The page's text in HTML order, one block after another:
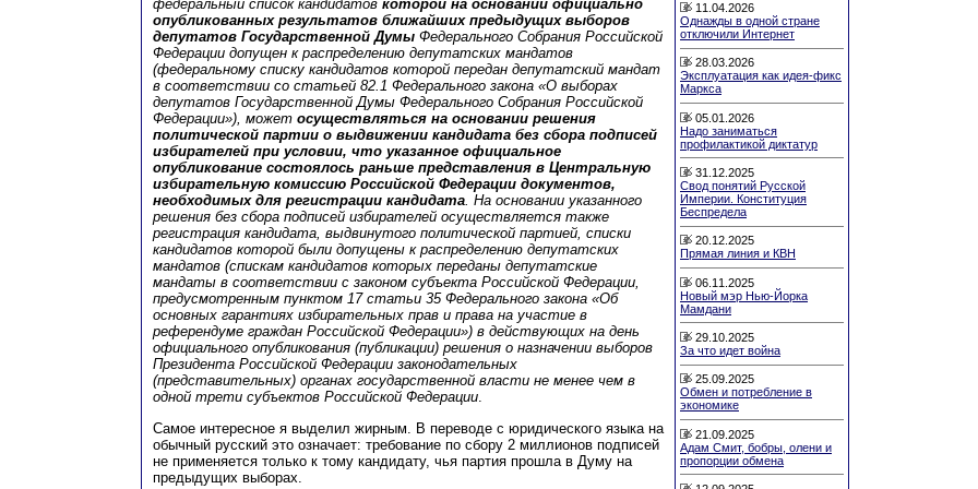
федеральный список кандидатов которой на основании официально
опубликованных результатов ближайших предыдущих выборов
депутатов Государственной Думы Федерального Собрания Российской
Федерации допущен к распределению депутатских мандатов
(федеральному списку кандидатов которой передан депутатский мандат
в соответствии со статьей 82.1 Федерального закона «О выборах
депутатов Государственной Думы Федерального Собрания Российской
Федерации»), может осуществляться на основании решения
политической партии о выдвижении кандидата без сбора подписей
избирателей при условии, что указанное официальное
опубликование состоялось раньше представления в Центральную
избирательную комиссию Российской Федерации документов,
необходимых для регистрации кандидата. На основании указанного
решения без сбора подписей избирателей осуществляется также
регистрация кандидата, выдвинутого политической партией, списки
кандидатов которой были допущены к распределению депутатских
мандатов (спискам кандидатов которых переданы депутатские
мандаты в соответствии с законом субъекта Российской Федерации,
предусмотренным пунктом 17 статьи 35 Федерального закона «Об
основных гарантиях избирательных прав и права на участие в
референдуме граждан Российской Федерации») в действующих на день
официального опубликования (публикации) решения о назначении выборов
Президента Российской Федерации законодательных
(представительных) органах государственной власти не менее чем в
одной трети субъектов Российской Федерации.
Самое интересное я выделил жирным. В переводе с юридического языка на
обычный русский это означает: требование по сбору 2 миллионов подписей
не применяется только к тому кандидату, чья партия прошла в Думу на
предыдущих выборах.
11.04.2026
Однажды в одной стране
отключили Интернет
28.03.2026
Эксплуатация как идея-фикс
Маркса
05.01.2026
Надо заниматься
профилактикой диктатур
31.12.2025
Свод понятий Русской
Империи. Конституция
Беспредела
20.12.2025
Прямая линия и КВН
06.11.2025
Новый мэр Нью-Йорка
Мамдани
29.10.2025
За что идет война
25.09.2025
Обмен и потребление в
экономике
21.09.2025
Адам Смит, бобры, олени и
пропорции обмена